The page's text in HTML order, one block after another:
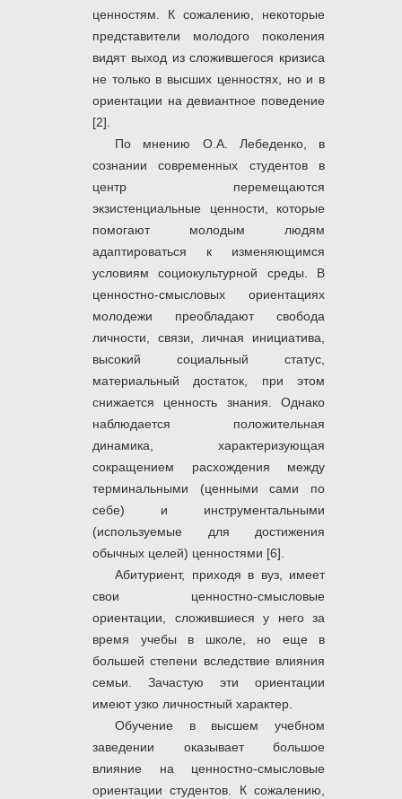
ценностям. К сожалению, некоторые
представители молодого поколения
видят выход из сложившегося кризиса
не только в высших ценностях, но и в
ориентации на девиантное поведение
[2].
По мнению О.А. Лебеденко, в
сознании современных студентов в
центр перемещаются
экзистенциальные ценности, которые
помогают молодым людям
адаптироваться к изменяющимся
условиям социокультурной среды. В
ценностно-смысловых ориентациях
молодежи преобладают свобода
личности, связи, личная инициатива,
высокий социальный статус,
материальный достаток, при этом
снижается ценность знания. Однако
наблюдается положительная
динамика, характеризующая
сокращением расхождения между
терминальными (ценными сами по
себе) и инструментальными
(используемые для достижения
обычных целей) ценностями [6].
Абитуриент, приходя в вуз, имеет
свои ценностно-смысловые
ориентации, сложившиеся у него за
время учебы в школе, но еще в
большей степени вследствие влияния
семьи. Зачастую эти ориентации
имеют узко личностный характер.
Обучение в высшем учебном
заведении оказывает большое
влияние на ценностно-смысловые
ориентации студентов. К сожалению,